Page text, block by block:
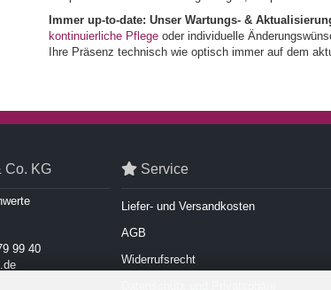
Immer up-to-date: Unser Wartungs- &
kontinuierliche Pflege oder individuelle
Ihre Präsenz technisch wie optisch immer auf dem
Co. KG
99 40
Service
Liefer- und Versandkosten
AGB
Widerrufsrecht